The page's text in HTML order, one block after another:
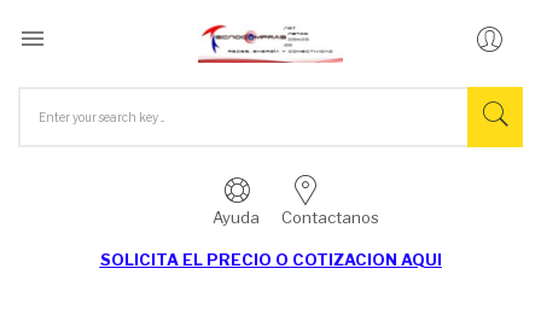

Ayuda Contactanos
SOLICITA EL PRECIO O COTIZACION AQUI